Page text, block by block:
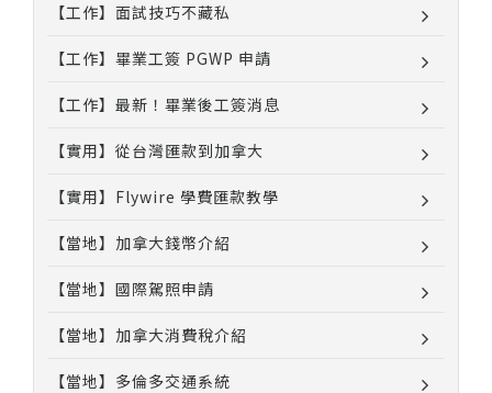
【工作】面試技巧不藏私
【工作】畢業工簽 PGWP 申請
【工作】最新！畢業後工簽消息
【實用】從台灣匯款到加拿大
【實用】Flywire 學費匯款教學
【當地】加拿大錢幣介紹
【當地】國際駕照申請
【當地】加拿大消費稅介紹
【當地】多倫多交通系統